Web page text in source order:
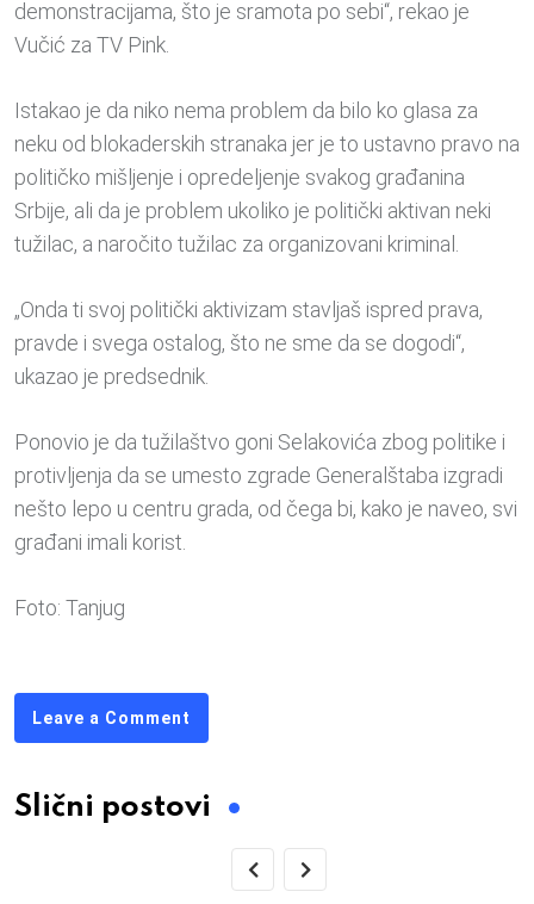
demonstracijama, što je sramota po sebi“, rekao je
Vučić za TV Pink.
Istakao je da niko nema problem da bilo ko glasa za
neku od blokaderskih stranaka jer je to ustavno pravo na
političko mišljenje i opredeljenje svakog građanina
Srbije, ali da je problem ukoliko je politički aktivan neki
tužilac, a naročito tužilac za organizovani kriminal.
„Onda ti svoj politički aktivizam stavljaš ispred prava,
pravde i svega ostalog, što ne sme da se dogodi“,
ukazao je predsednik.
Ponovio je da tužilaštvo goni Selakovića zbog politike i
protivljenja da se umesto zgrade Generalštaba izgradi
nešto lepo u centru grada, od čega bi, kako je naveo, svi
građani imali korist.
Foto: Tanjug
Leave a Comment
Slični postovi